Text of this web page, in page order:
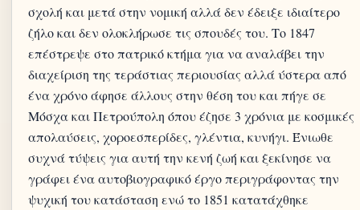
σχολή και μετά στην νομική αλλά δεν έδειξε ιδιαίτερο
ζήλο και δεν ολοκλήρωσε τις σπουδές του. Το 1847
επέστρεψε στο πατρικό κτήμα για να αναλάβει την
διαχείριση της τεράστιας περιουσίας αλλά ύστερα από
ένα χρόνο άφησε άλλους στην θέση του και πήγε σε
Μόσχα και Πετρούπολη όπου έζησε 3 χρόνια με κοσμικές
απολαύσεις, χοροεσπερίδες, γλέντια, κυνήγι. Ένιωθε
συχνά τύψεις για αυτή την κενή ζωή και ξεκίνησε να
γράφει ένα αυτοβιογραφικό έργο περιγράφοντας την
ψυχική του κατάσταση ενώ το 1851 κατατάχθηκε